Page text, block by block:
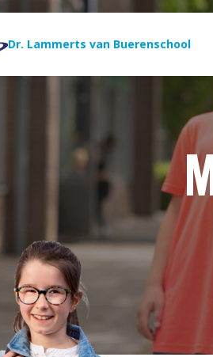
Dr. Lammerts van Buerenschool